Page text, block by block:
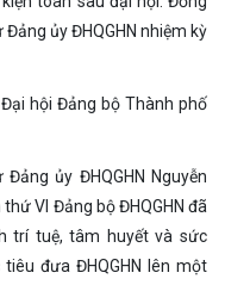
ủy ĐHQGHN nhiệm kỳ
hội Đảng bộ Thành phố
ủy ĐHQGHN Nguyễn
VI Đảng bộ ĐHQGHN đã
trí tuệ, tâm huyết và sức
đưa ĐHQGHN lên một